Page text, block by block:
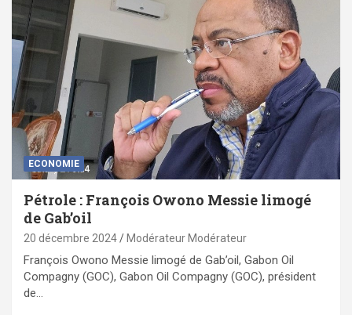
ECONOMIE
Pétrole : François Owono Messie limogé
de Gab’oil
20 décembre 2024 Modérateur Modérateur
François Owono Messie limogé de Gab’oil, Gabon Oil
Compagny (GOC), Gabon Oil Compagny (GOC), président
de…